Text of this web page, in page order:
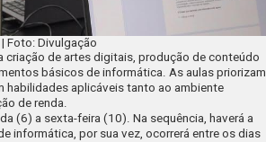
Foto: Divulgação
de artes digitais, produção de conteúdo
básicos de informática. As aulas priorizam
habilidades aplicáveis tanto ao ambiente
de renda.
(6) a sexta-feira (10). Na sequência, haverá a
informática, por sua vez, ocorrerá entre os dias